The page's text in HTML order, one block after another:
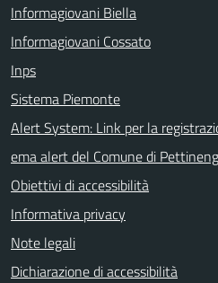
Informagiovani Biella
Informagiovani Cossato
Inps
Sistema Piemonte
Alert System: Link per la
ema alert del Comune di
Obiettivi di accessibilità
Informativa privacy
Note legali
Dichiarazione di accessibilità